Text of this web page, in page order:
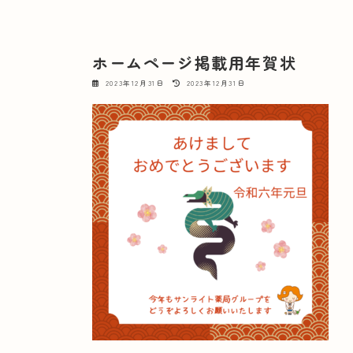
ホームページ掲載用年賀状
2023年12月31日
最
更
新
日
:
2023年12月31日